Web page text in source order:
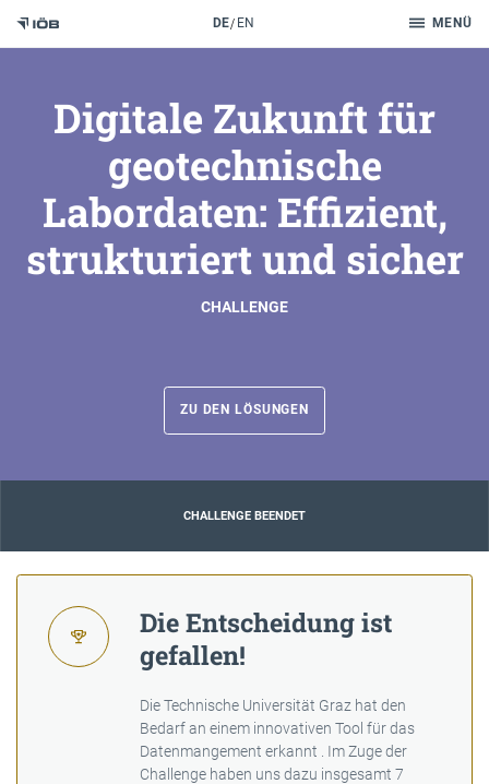
DE EN MENÜ
Digitale Zukunft für
geotechnische
Labordaten: Effizient,
strukturiert und sicher
CHALLENGE
ZU DEN LÖSUNGEN
CHALLENGE BEENDET
Die Entscheidung ist
gefallen!
Die Technische Universität Graz hat den
Bedarf an einem innovativen Tool für das
Datenmangement erkannt . Im Zuge der
Challenge haben uns dazu insgesamt 7